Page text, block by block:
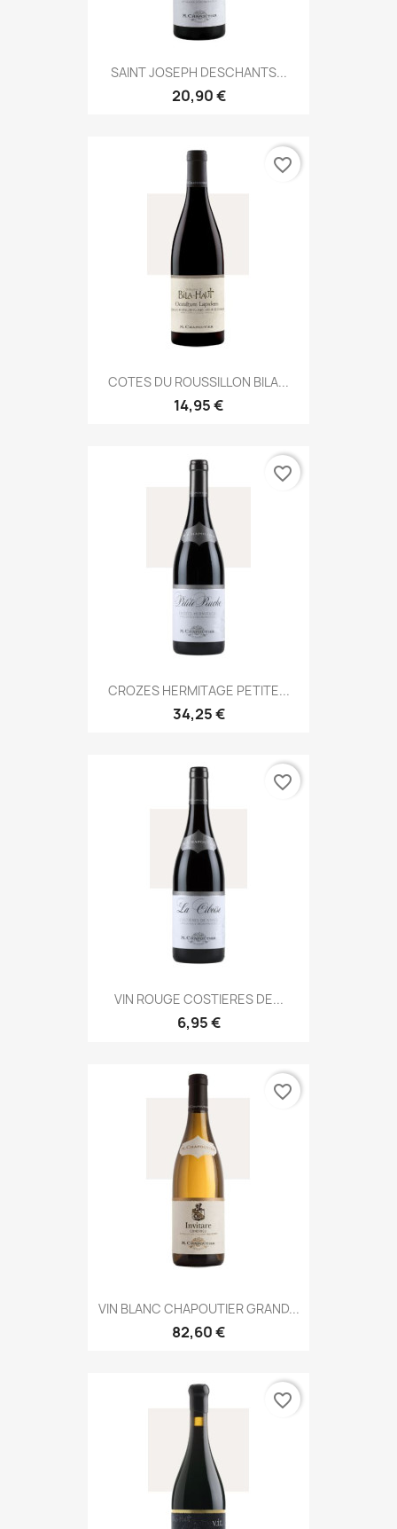
SAINT JOSEPH DESCHANTS...
20,90 €
COTES DU ROUSSILLON BILA...
14,95 €
favorite_border
CROZES HERMITAGE PETITE...
34,25 €
favorite_border
VIN ROUGE COSTIERES DE...
6,95 €
favorite_border
VIN BLANC CHAPOUTIER GRAND...
82,60 €
favorite_border
favorite_border